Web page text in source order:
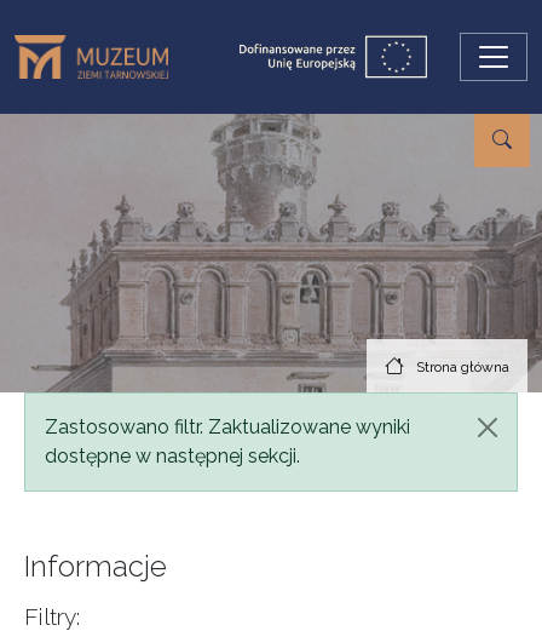
Strona główna
Komunikat
Zastosowano filtr. Zaktualizowane wyniki
dostępne w następnej sekcji.
Informacje
Filtry: